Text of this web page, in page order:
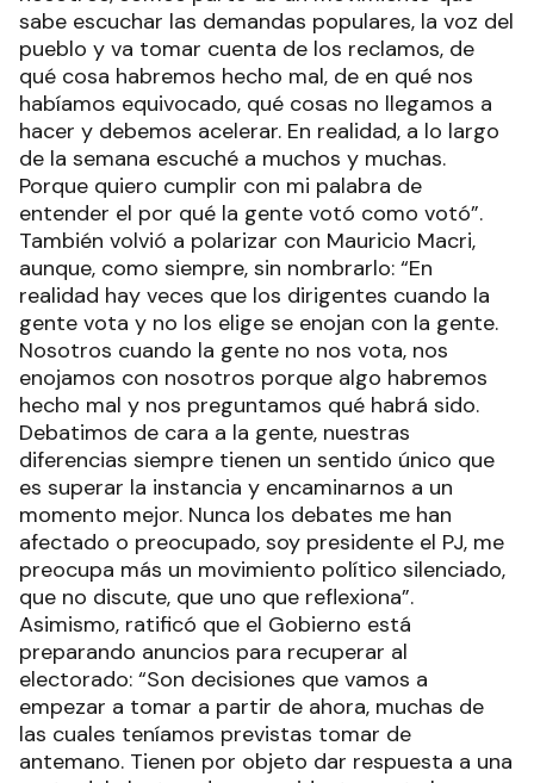
sabe escuchar las demandas populares, la voz del
pueblo y va tomar cuenta de los reclamos, de
qué cosa habremos hecho mal, de en qué nos
habíamos equivocado, qué cosas no llegamos a
hacer y debemos acelerar. En realidad, a lo largo
de la semana escuché a muchos y muchas.
Porque quiero cumplir con mi palabra de
entender el por qué la gente votó como votó”.
También volvió a polarizar con Mauricio Macri,
aunque, como siempre, sin nombrarlo: “En
realidad hay veces que los dirigentes cuando la
gente vota y no los elige se enojan con la gente.
Nosotros cuando la gente no nos vota, nos
enojamos con nosotros porque algo habremos
hecho mal y nos preguntamos qué habrá sido.
Debatimos de cara a la gente, nuestras
diferencias siempre tienen un sentido único que
es superar la instancia y encaminarnos a un
momento mejor. Nunca los debates me han
afectado o preocupado, soy presidente el PJ, me
preocupa más un movimiento político silenciado,
que no discute, que uno que reflexiona”.
Asimismo, ratificó que el Gobierno está
preparando anuncios para recuperar al
electorado: “Son decisiones que vamos a
empezar a tomar a partir de ahora, muchas de
las cuales teníamos previstas tomar de
antemano. Tienen por objeto dar respuesta a una